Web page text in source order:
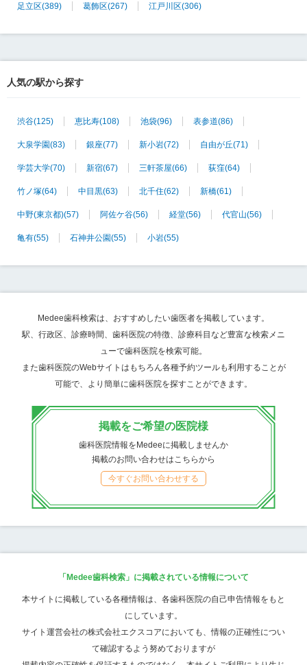
足立区(389) 葛飾区(267) 江戸川区(306)
人気の駅から探す
渋谷(125) 恵比寿(108) 池袋(96) 表参道(86)
大泉学園(83) 銀座(77) 新小岩(72) 自由が丘(71)
学芸大学(70) 新宿(67) 三軒茶屋(66) 荻窪(64)
竹ノ塚(64) 中目黒(63) 北千住(62) 新橋(61)
中野(東京都)(57) 阿佐ケ谷(56) 経堂(56) 代官山(56)
亀有(55) 石神井公園(55) 小岩(55)
Medee歯科検索は、おすすめしたい歯医者を掲載しています。
駅、行政区、診療時間、歯科医院の特徴、診療科目など豊富な検索メニ
ューで歯科医院を検索可能。
また歯科医院のWebサイトはもちろん各種予約ツールも利用することが
可能で、より簡単に歯科医院を探すことができます。
掲載をご希望の医院様
歯科医院情報をMedeeに掲載しませんか
掲載のお問い合わせはこちらから
今すぐお問い合わせする
「Medee歯科検索」に掲載されている情報について
本サイトに掲載している各種情報は、各歯科医院の自己申告情報をもと
にしています。
サイト運営会社の株式会社エクスコアにおいても、情報の正確性につい
て確認するよう努めておりますが